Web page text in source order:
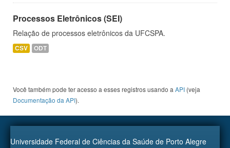
Processos Eletrônicos (SEI)
Relação de processos eletrônicos da UFCSPA.
CSV ODT
Você também pode ter acesso a esses registros usando a API (veja
Documentação da API).
Universidade Federal de Ciências da Saúde de Porto Alegre